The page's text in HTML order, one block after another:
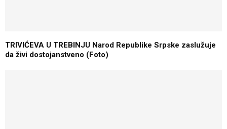
TRIVIĆEVA U TREBINJU Narod Republike Srpske zaslužuje
da živi dostojanstveno (Foto)